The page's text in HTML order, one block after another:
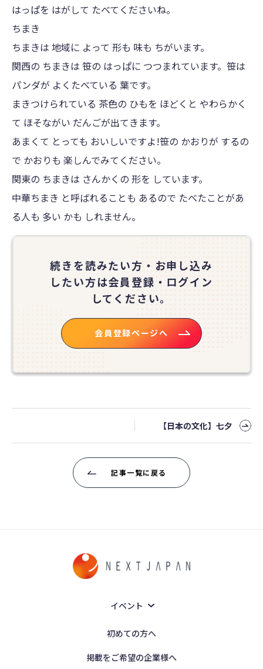
はっぱを はがして たべてくださいね。
ちまき
ちまきは 地域に よって 形も 味も ちがいます。
関西の ちまきは 笹の はっぱに つつまれています。笹は
パンダが よくたべている 葉です。
まきつけられている 茶色の ひもを ほどくと やわらかく
て ほそながい だんごが出てきます。
あまくて とっても おいしいですよ!笹の かおりが するの
で かおりも 楽しんでみてください。
関東の ちまきは さんかくの 形を しています。
中華ちまき と呼ばれることも あるので たべたことがあ
る人も 多い かも しれません。
続きを読みたい方・お申し込み
したい方は会員登録・ログイン
してください。
会員登録ページへ
【日本の文化】七夕
記事一覧に戻る
イベント
初めての方へ
掲載をご希望の企業様へ